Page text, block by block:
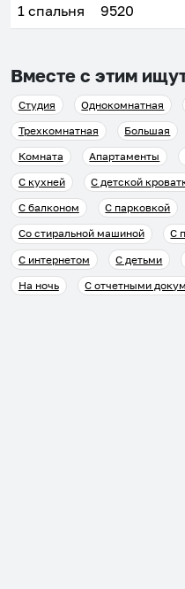
1 спальня 9520
Вместе с этим
Студия Однокомнатная
Трехкомнатная
Большая
Комната
Апартаменты
С кухней
С детской
С балконом
С парковкой
Со стиральной машиной
С
С интернетом
С детьми
На ночь
С отчетными